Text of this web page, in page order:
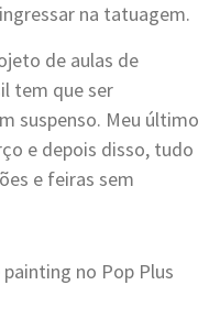
na tatuagem.
de aulas de
tem que ser
suspenso. Meu último
e depois disso, tudo
e feiras sem
no Pop Plus